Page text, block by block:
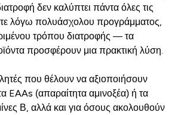
δεν καλύπτει πάντα όλες τις
λόγω πολυάσχολου προγράμματος,
τρόπου διατροφής — τα
προσφέρουν μια πρακτική λύση.
που θέλουν να αξιοποιήσουν
EAAs (απαραίτητα αμινοξέα) ή τα
Β, αλλά και για όσους ακολουθούν